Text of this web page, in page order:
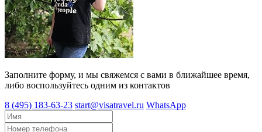
Заполните форму, и мы свяжемся с вами в ближайшее время,
либо воспользуйтесь одним из контактов
8 (495) 183-63-23 start@visatravel.ru WhatsApp